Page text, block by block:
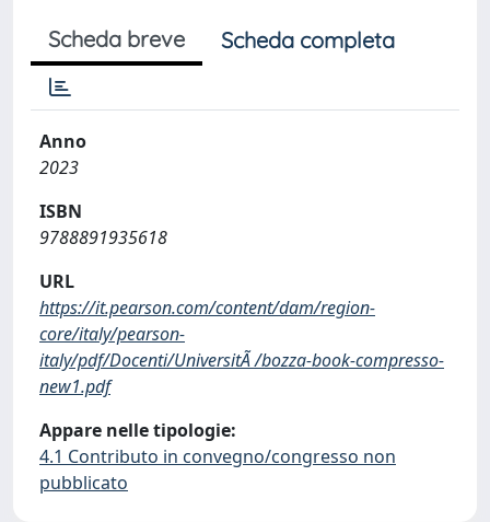
Scheda breve Scheda completa
Anno
2023
ISBN
9788891935618
URL
https://it.pearson.com/content/dam/region-
core/italy/pearson-
italy/pdf/Docenti/UniversitÃ /bozza-book-compresso-
new1.pdf
Appare nelle tipologie:
4.1 Contributo in convegno/congresso non
pubblicato